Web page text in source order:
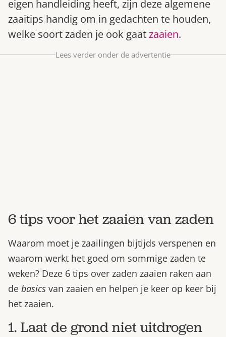
Gardeners’ World 08/2026
Bestel nu
eigen handleiding heeft, zijn deze algemene
zaaitips handig om in gedachten te houden,
welke soort zaden je ook gaatzaaien.
Lees verder onder de advertentie
6 tips voor het zaaien van zaden
Waarom moet je zaailingen bijtijds verspenen en
waarom werkt het goed om sommige zaden te
weken? Deze 6 tips over zaden zaaien raken aan
de basics van zaaien en helpen je keer op keer bij
het zaaien.
1. Laat de grond niet uitdrogen